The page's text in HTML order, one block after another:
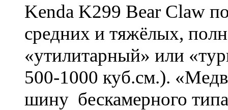
Kenda K299 Bear Claw
средних и тяжёлых,
«утилитарный» или
500-1000 куб.см.).
шину бескамерного